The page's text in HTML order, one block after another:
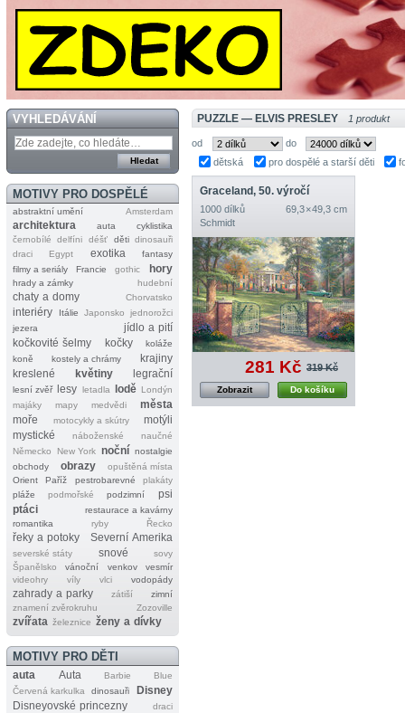
VYHLEDÁVÁNÍ
MOTIVY PRO DOSPĚLÉ
abstraktní umění Amsterdam
architektura auta
cyklistika
černobílé
delfíni déšť děti dinosauři
draci
Egypt exotika
fantasy
filmy a seriály
Francie gothic hory
hrady a zámky hudební
chaty a domy Chorvatsko
interiéry Itálie Japonsko
jednorožci
jezera
jídlo a pití
kočkovité šelmy
kočky
koláže
koně
kostely a chrámy
krajiny
kreslené
květiny legrační
lesní zvěř lesy letadla lodě Londýn
majáky
mapy medvědi
města
moře
motocykly a skútry
motýli
mystické
náboženské
naučné
Německo
New York noční nostalgie
obchody
obrazy
opuštěná místa
Orient
Paříž pestrobarevné
plakáty
pláže
podmořské podzimní
psi
ptáci
restaurace a kavárny
romantika
ryby Řecko
řeky a potoky Severní Amerika
severské státy snové
sovy
Španělsko
vánoční venkov
vesmír
videohry
víly vlci vodopády
zahrady a parky zátiší
zimní
znamení zvěrokruhu
Zozoville
zvířata železnice ženy a dívky
MOTIVY PRO DĚTI
auta Auta Barbie
Blue
Červená karkulka
dinosauři
Disney
Disneyovské princezny
draci
PUZZLE — ELVIS PRESLEY 1 produkt
od
do
dětská
pro dospělé a starší děti
Graceland, 50. výročí
1000 dílků
69,3 × 49,3 cm
Schmidt
281 Kč 319 Kč
Do košíku
Zobrazit